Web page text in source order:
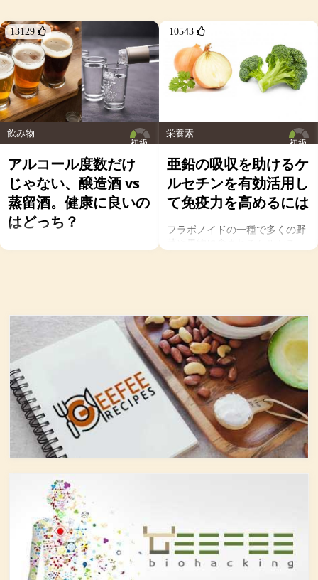
13129 
初級
飲み物
アルコール度数だけ
じゃない、醸造酒 vs
蒸留酒。健康に良いの
はどっち？
お酒を飲むこと自体が基本的に
やウォッカ等の蒸留酒は、度数
も高いため健康に悪そうなイ
メージで、ワインや日本酒など
は何となくナチュラルな感じで
アルコール度数も低いのでそう
悪くもなさそうなイメージです
が、実際のところどうなので
しょうか？今回は、大きく分け
て2種類あるお酒の製造方法
（醸造酒と蒸留酒）の違いに
よって健康に対してどのような
ていきます。
醸造酒と蒸留酒の違いとは？
主にお酒は製造方法によって醸
造酒と蒸留酒の2つと、香料や
糖分、果実などを加えた混成酒
に分けられます。醸造酒は、果
実や穀物のような糖分を含んだ
原料を酵母によりアルコール発
10543 
初級
栄養素
亜鉛の吸収を助けるケ
ルセチンを有効活用し
て免疫力を高めるには
フラボノイドの一種で多くの野
菜や果物に含まれるケルセチ
まれるケルセチンが、血中コレ
ステロールを値を抑え心臓病の
リスクを軽減するということを
お伝えしましたが、ケルセチン
には抗菌抗ウィルス作用があり
ウイルスとの闘いを促進する可
能性があると言われています。
また、免疫力の維持に重要な働
きを持つ亜鉛との相乗効果もあ
ると考えられています。今回
は、このケルセチンの健康効果
ない植物化合物であるケルセチ
ンは、ブドウやリンゴなどの果
物や、ブロッコリやトマト、タ
マネギなどの野菜、お蕎麦にも